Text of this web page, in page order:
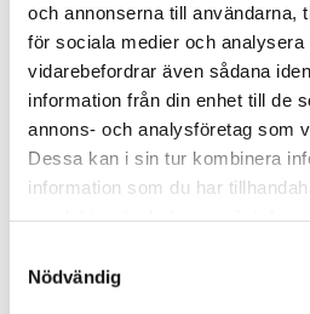
och annonserna till användarna,
för sociala medier och
vidarebefordrar även sådana
information från din enhet till de
annons- och analysföretag som
Dessa kan i sin tur kombinera
information som du har
Nödvändig
augusti (1)
juli (1)
maj (2)
mars (2)
februari (1)
januari (4)
2023
november (2)
september (35)